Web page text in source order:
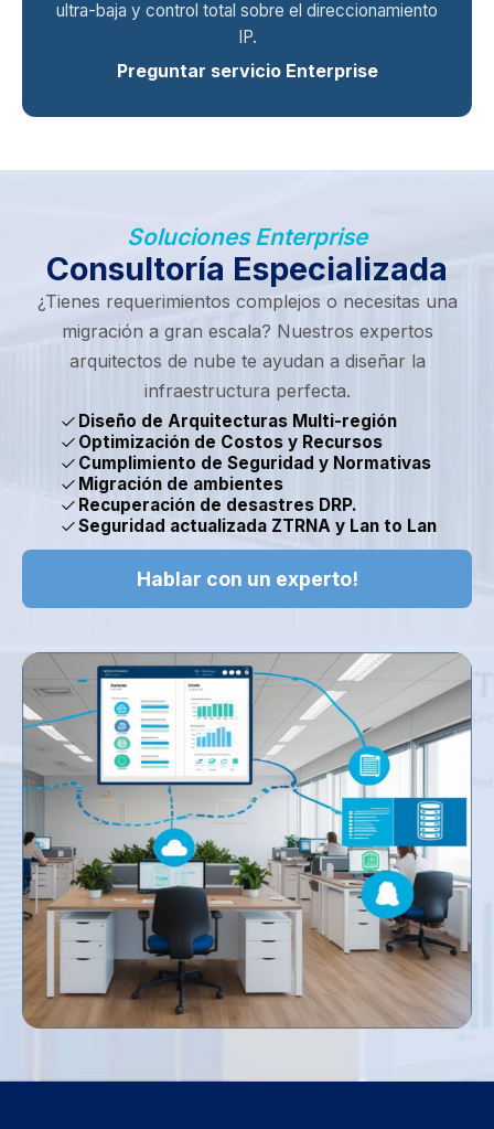
ultra-baja y control total sobre el direccionamiento
IP.
Preguntar servicio Enterprise
Soluciones Enterprise
Consultoría Especializada
¿Tienes requerimientos complejos o necesitas una
migración a gran escala? Nuestros expertos
arquitectos de nube te ayudan a diseñar la
infraestructura perfecta.
check Diseño de Arquitecturas Multi-región
check Optimización de Costos y Recursos
check Cumplimiento de Seguridad y Normativas
check Migración de ambientes
check Recuperación de desastres DRP.
checkSeguridad actualizada ZTRNA y Lan to Lan
Hablar con un experto!